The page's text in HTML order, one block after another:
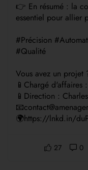
👉 En résumé : la
essentiel pour allier
#Précision
#Qualité
Vous avez un projet
📱Chargé
📱Direction :
🌍https://lnkd.in/
27 0